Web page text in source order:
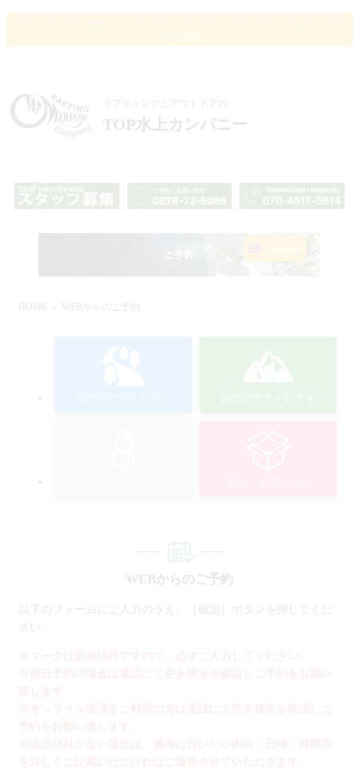
アウトドアのご予約ページ/ラフティングとアウトドア アクティビティーの
ラフティングとアウトドアの
TOP水上カンパニー
English
HOME ＞ WEBからのご予約
WEBからのご予約
以下のフォームにご入力のうえ、［確認］ボタンを押してくだ
さい。
※マークは必須項目ですので、必ずご入力してください。
※前日予約の場合は電話にて空き状況を確認しご予約をお願い
致します。
※オンライン決済をご利用の方は電話にて空き状況を確認しご
予約をお願い致します。
※該当項目がない場合は、備考に行いたい内容・日時・時間等
を詳しくご記載いただければご返答させていただきます。